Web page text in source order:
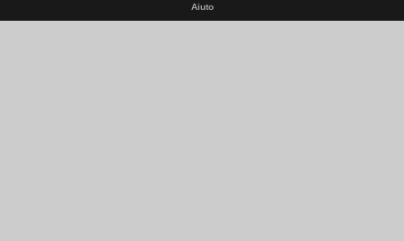
Aiuto